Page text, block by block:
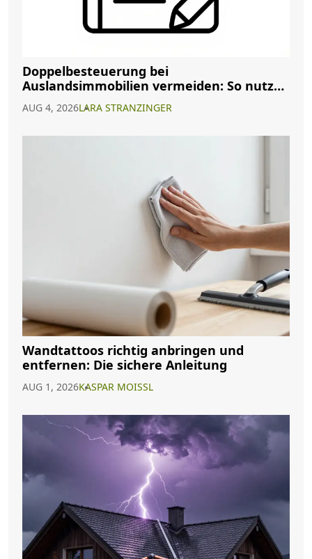
Doppelbesteuerung bei
Auslandsimmobilien vermeiden: So nutzen
Sie Abkommen richtig
AUG 4, 2026LARA STRANZINGER
Wandtattoos richtig anbringen und
entfernen: Die sichere Anleitung
AUG 1, 2026KASPAR MOISSL